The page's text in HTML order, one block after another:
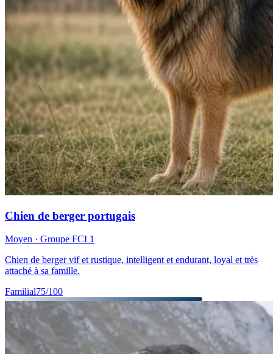
Chien de berger portugais
Moyen · Groupe FCI 1
Chien de berger vif et rustique, intelligent et endurant, loyal et très
attaché à sa famille.
Familial75/100